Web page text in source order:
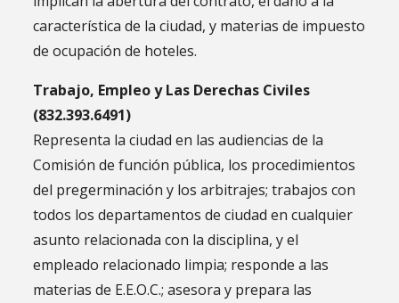
característica de la ciudad, y materias de impuesto
de ocupación de hoteles.
Trabajo, Empleo y Las Derechas Civiles
(832.393.6491)
Representa la ciudad en las audiencias de la
Comisión de función pública, los procedimientos
del pregerminación y los arbitrajes; trabajos con
todos los departamentos de ciudad en cualquier
asunto relacionada con la disciplina, y el
empleado relacionado limpia; responde a las
materias de E.E.O.C.; asesora y prepara las